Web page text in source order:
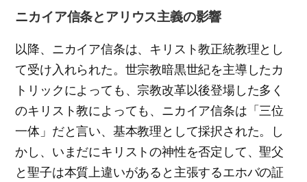
ニカイア信条とアリウス主義の影響
以降、ニカイア信条は、キリスト教正統教理とし
て受け入れられた。世宗教暗黒世紀を主導したカ
トリックによっても、宗教改革以後登場した多く
のキリスト教によっても、ニカイア信条は「三位
一体」だと言い、基本教理として採択された。し
かし、いまだにキリストの神性を否定して、聖父
と聖子は本質上違いがあると主張するエホバの証